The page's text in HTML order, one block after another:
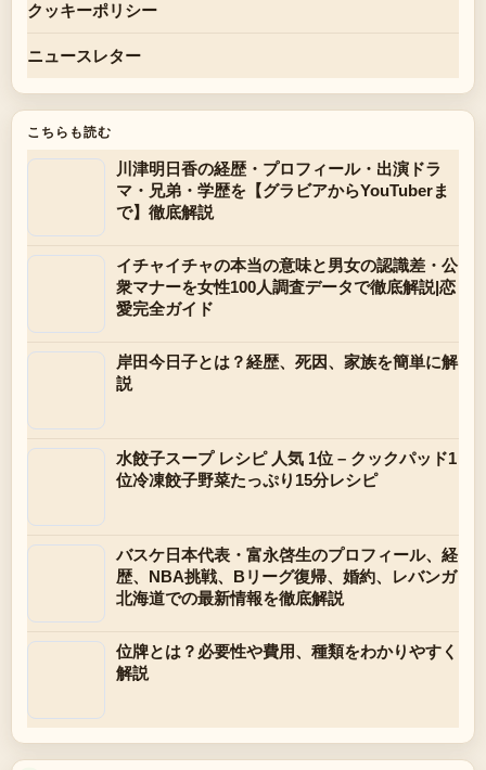
クッキーポリシー
ニュースレター
こちらも読む
川津明日香の経歴・プロフィール・出演ドラ
マ・兄弟・学歴を【グラビアからYouTuberま
で】徹底解説
イチャイチャの本当の意味と男女の認識差・公
衆マナーを女性100人調査データで徹底解説|恋
愛完全ガイド
岸田今日子とは？経歴、死因、家族を簡単に解
説
水餃子スープ レシピ 人気 1位 – クックパッド1
位冷凍餃子野菜たっぷり15分レシピ
バスケ日本代表・富永啓生のプロフィール、経
歴、NBA挑戦、Bリーグ復帰、婚約、レバンガ
北海道での最新情報を徹底解説
位牌とは？必要性や費用、種類をわかりやすく
解説